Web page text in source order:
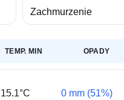
Zachmurzenie
TEMP. MIN OPADY
15.1°C 0 mm (51%)